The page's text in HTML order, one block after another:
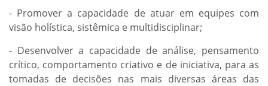
- Promover a capacidade de atuar em equipes com
visão holística, sistêmica e multidisciplinar;
- Desenvolver a capacidade de análise, pensamento
crítico, comportamento criativo e de iniciativa, para as
tomadas de decisões nas mais diversas áreas das